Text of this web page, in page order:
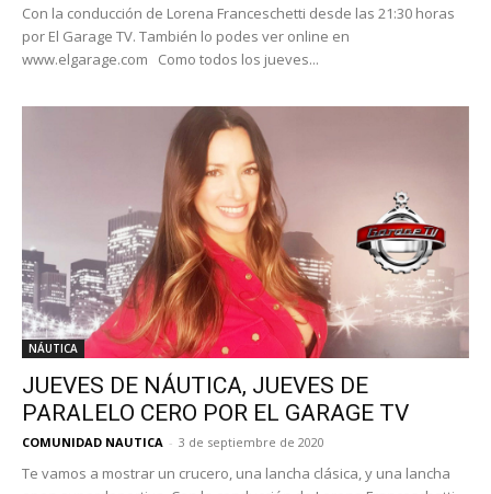
Con la conducción de Lorena Franceschetti desde las 21:30 horas
por El Garage TV. También lo podes ver online en
www.elgarage.com Como todos los jueves...
NÁUTICA
JUEVES DE NÁUTICA, JUEVES DE
PARALELO CERO POR EL GARAGE TV
COMUNIDAD NAUTICA - 3 de septiembre de 2020
Te vamos a mostrar un crucero, una lancha clásica, y una lancha